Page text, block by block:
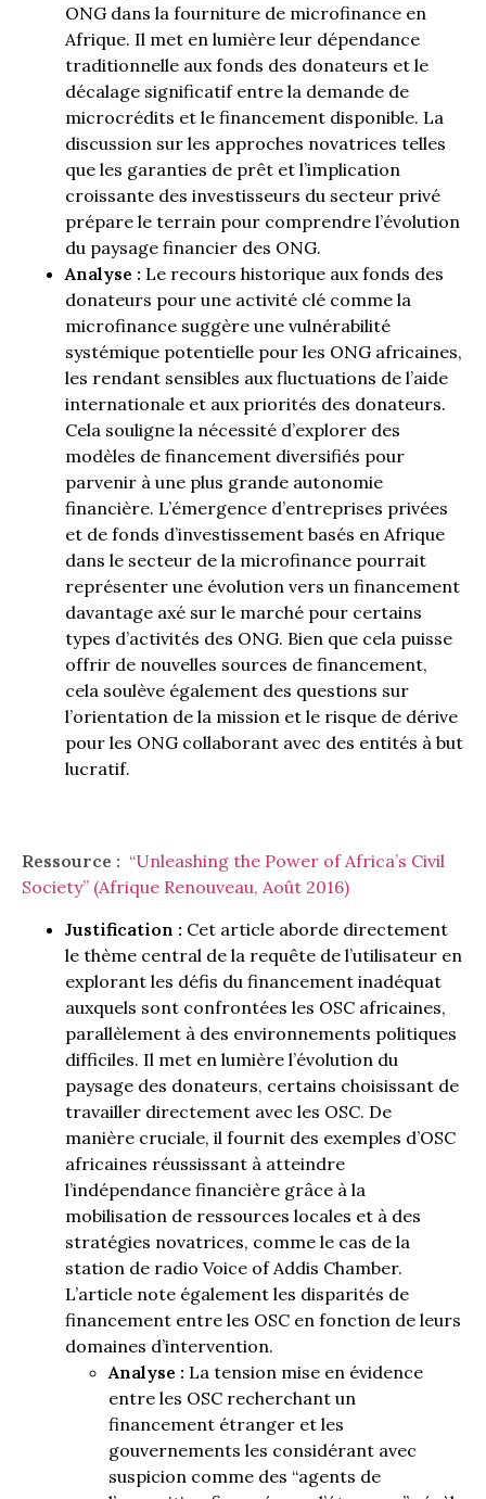
ONG dans la fourniture de microfinance en
Afrique. Il met en lumière leur dépendance
traditionnelle aux fonds des donateurs et le
décalage significatif entre la demande de
microcrédits et le financement disponible. La
discussion sur les approches novatrices telles
que les garanties de prêt et l’implication
croissante des investisseurs du secteur privé
prépare le terrain pour comprendre l’évolution
du paysage financier des ONG.
Analyse : Le recours historique aux fonds des
donateurs pour une activité clé comme la
microfinance suggère une vulnérabilité
systémique potentielle pour les ONG africaines,
les rendant sensibles aux fluctuations de l’aide
internationale et aux priorités des donateurs.
Cela souligne la nécessité d’explorer des
modèles de financement diversifiés pour
parvenir à une plus grande autonomie
financière. L’émergence d’entreprises privées
et de fonds d’investissement basés en Afrique
dans le secteur de la microfinance pourrait
représenter une évolution vers un financement
davantage axé sur le marché pour certains
types d’activités des ONG. Bien que cela puisse
offrir de nouvelles sources de financement,
cela soulève également des questions sur
l’orientation de la mission et le risque de dérive
pour les ONG collaborant avec des entités à but
lucratif.
Ressource : “Unleashing the Power of Africa’s Civil
Society” (Afrique Renouveau, Août 2016)
Justification : Cet article aborde directement
le thème central de la requête de l’utilisateur en
explorant les défis du financement inadéquat
auxquels sont confrontées les OSC africaines,
parallèlement à des environnements politiques
difficiles. Il met en lumière l’évolution du
paysage des donateurs, certains choisissant de
travailler directement avec les OSC. De
manière cruciale, il fournit des exemples d’OSC
africaines réussissant à atteindre
l’indépendance financière grâce à la
mobilisation de ressources locales et à des
stratégies novatrices, comme le cas de la
station de radio Voice of Addis Chamber.
L’article note également les disparités de
financement entre les OSC en fonction de leurs
domaines d’intervention.
Analyse : La tension mise en évidence
entre les OSC recherchant un
financement étranger et les
gouvernements les considérant avec
suspicion comme des “agents de